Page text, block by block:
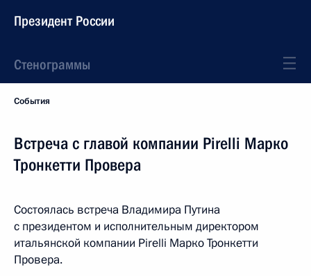
Президент России
Стенограммы
События
Встреча с главой компании Pirelli Марко
Тронкетти Провера
Состоялась встреча Владимира Путина
с президентом и исполнительным директором
итальянской компании Pirelli Марко Тронкетти
Провера.